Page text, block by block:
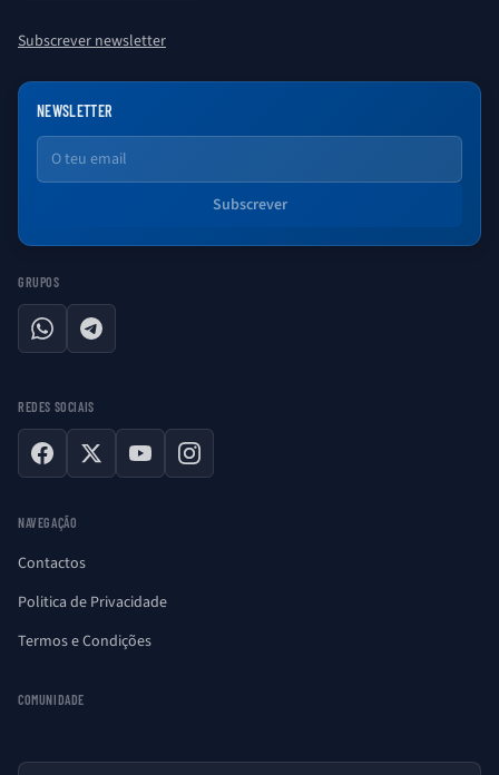
Subscrever newsletter
NEWSLETTER
Email
Subscrever
GRUPOS
WhatsAppTelegram
REDES SOCIAIS
Facebook
X YouTubeInstagram
NAVEGAÇÃO
Contactos
Politica de Privacidade
Termos e Condições
COMUNIDADE